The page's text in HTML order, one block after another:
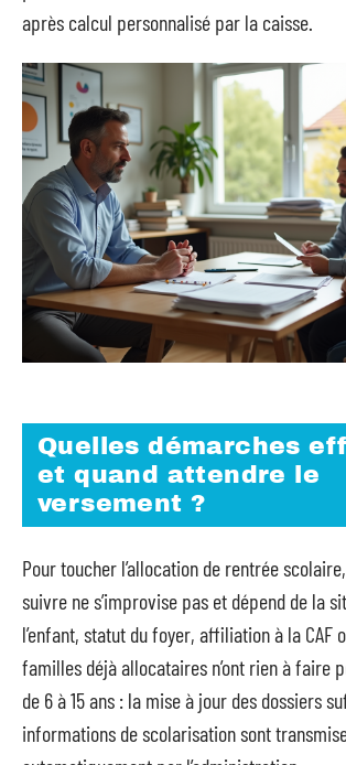
après calcul personnalisé par la caisse.
Quelles démarches
et quand attendre le
versement ?
Pour toucher l’allocation de rentrée
suivre ne s’improvise pas et dépend de la
l’enfant, statut du foyer, affiliation à la CAF
familles déjà allocataires n’ont rien à faire
de 6 à 15 ans : la mise à jour des dossiers
informations de scolarisation sont